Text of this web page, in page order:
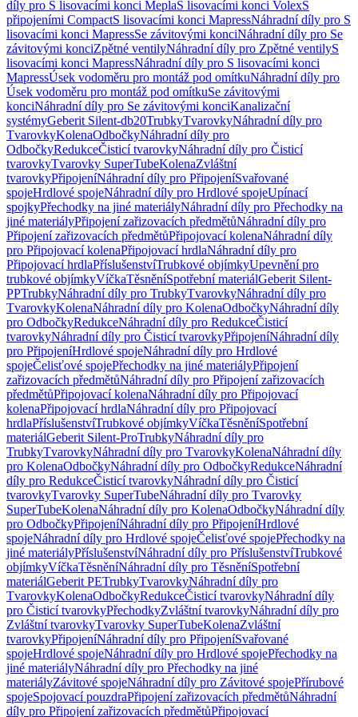
díly pro S lisovacími konci MeplaS lisovacími konci VolexS
připojeními CompactS lisovacími konci MapressNáhradní díly pro S
lisovacími konci MapressSe závitovými konciNáhradní díly pro Se
závitovými konciZpětné ventilyNáhradní díly pro Zpětné ventilyS
lisovacími konci MapressNáhradní díly pro S lisovacími konci
MapressÚsek vodoměru pro montáž pod omítkuNáhradní díly pro
Úsek vodoměru pro montáž pod omítkuSe závitovými
konciNáhradní díly pro Se závitovými konciKanalizační
systémyGeberit Silent-db20TrubkyTvarovkyNáhradní díly pro
TvarovkyKolenaOdbočkyNáhradní díly pro
OdbočkyRedukceČisticí tvarovkyNáhradní díly pro Čisticí
tvarovkyTvarovky SuperTubeKolenaZvláštní
tvarovkyPřipojeníNáhradní díly pro PřipojeníSvařované
spojeHrdlové spojeNáhradní díly pro Hrdlové spojeUpínací
spojkyPřechodky na jiné materiályNáhradní díly pro Přechodky na
jiné materiályPřipojení zařizovacích předmětůNáhradní díly pro
Připojení zařizovacích předmětůPřipojovací kolenaNáhradní díly
pro Připojovací kolenaPřipojovací hrdlaNáhradní díly pro
Připojovací hrdlaPříslušenstvíTrubkové objímkyUpevnění pro
trubkové objímkyVíčkaTěsněníSpotřební materiálGeberit Silent-
PPTrubkyNáhradní díly pro TrubkyTvarovkyNáhradní díly pro
TvarovkyKolenaNáhradní díly pro KolenaOdbočkyNáhradní díly
pro OdbočkyRedukceNáhradní díly pro RedukceČisticí
tvarovkyNáhradní díly pro Čisticí tvarovkyPřipojeníNáhradní díly
pro PřipojeníHrdlové spojeNáhradní díly pro Hrdlové
spojeČelisťové spojePřechodky na jiné materiályPřipojení
zařizovacích předmětůNáhradní díly pro Připojení zařizovacích
předmětůPřipojovací kolenaNáhradní díly pro Připojovací
kolenaPřipojovací hrdlaNáhradní díly pro Připojovací
hrdlaPříslušenstvíTrubkové objímkyVíčkaTěsněníSpotřební
materiálGeberit Silent-ProTrubkyNáhradní díly pro
TrubkyTvarovkyNáhradní díly pro TvarovkyKolenaNáhradní díly
pro KolenaOdbočkyNáhradní díly pro OdbočkyRedukceNáhradní
díly pro RedukceČisticí tvarovkyNáhradní díly pro Čisticí
tvarovkyTvarovky SuperTubeNáhradní díly pro Tvarovky
SuperTubeKolenaNáhradní díly pro KolenaOdbočkyNáhradní díly
pro OdbočkyPřipojeníNáhradní díly pro PřipojeníHrdlové
spojeNáhradní díly pro Hrdlové spojeČelisťové spojePřechodky na
jiné materiályPříslušenstvíNáhradní díly pro PříslušenstvíTrubkové
objímkyVíčkaTěsněníNáhradní díly pro TěsněníSpotřební
materiálGeberit PETrubkyTvarovkyNáhradní díly pro
TvarovkyKolenaOdbočkyRedukceČisticí tvarovkyNáhradní díly
pro Čisticí tvarovkyPřechodkyZvláštní tvarovkyNáhradní díly pro
Zvláštní tvarovkyTvarovky SuperTubeKolenaZvláštní
tvarovkyPřipojeníNáhradní díly pro PřipojeníSvařované
spojeHrdlové spojeNáhradní díly pro Hrdlové spojePřechodky na
jiné materiályNáhradní díly pro Přechodky na jiné
materiályZávitové spojeNáhradní díly pro Závitové spojePřírubové
spojeSpojovací pouzdraPřipojení zařizovacích předmětůNáhradní
díly pro Připojení zařizovacích předmětůPřipojovací